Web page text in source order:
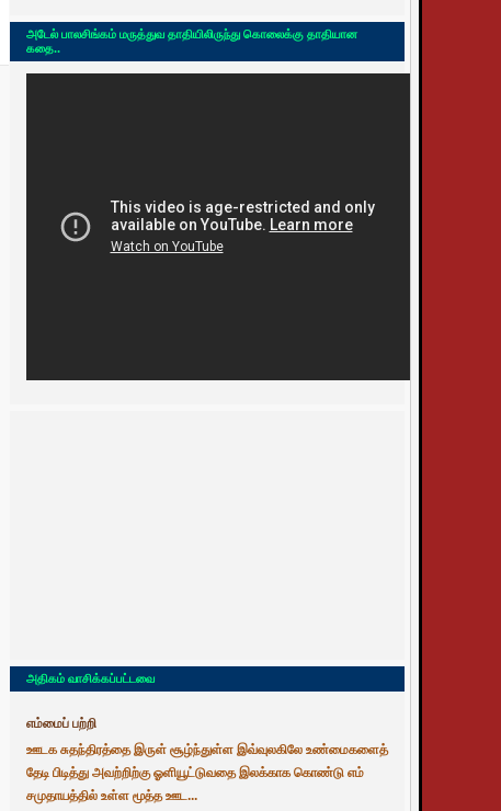
அடேல் பாலசிங்கம் மருத்துவ தாதியிலிருந்து கொலைக்கு தாதியான
கதை..
அதிகம் வாசிக்கப்பட்டவை
எம்மைப் பற்றி
ஊடக சுதந்திரத்தை இருள் சூழ்ந்துள்ள இவ்வுலகிலே உண்மைகளைத்
தேடி பிடித்து அவற்றிற்கு ஓளியூட்டுவதை இலக்காக கொண்டு எம்
சமுதாயத்தில் உள்ள மூத்த ஊட...